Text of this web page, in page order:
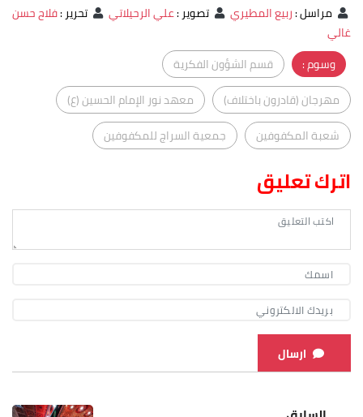
مراسل:ربيع المطيري تصوير:علي الرحيلاتي تحرير:فلاح حسن
غالي
وسوم :
قسم الشؤون الفكرية
مهرجان (قادرون باختلاف)
معهد نور الإمام الحسين (ع)
شعبة المكفوفين
جمعية السراج للمكفوفين
اترك تعليق
ارسال